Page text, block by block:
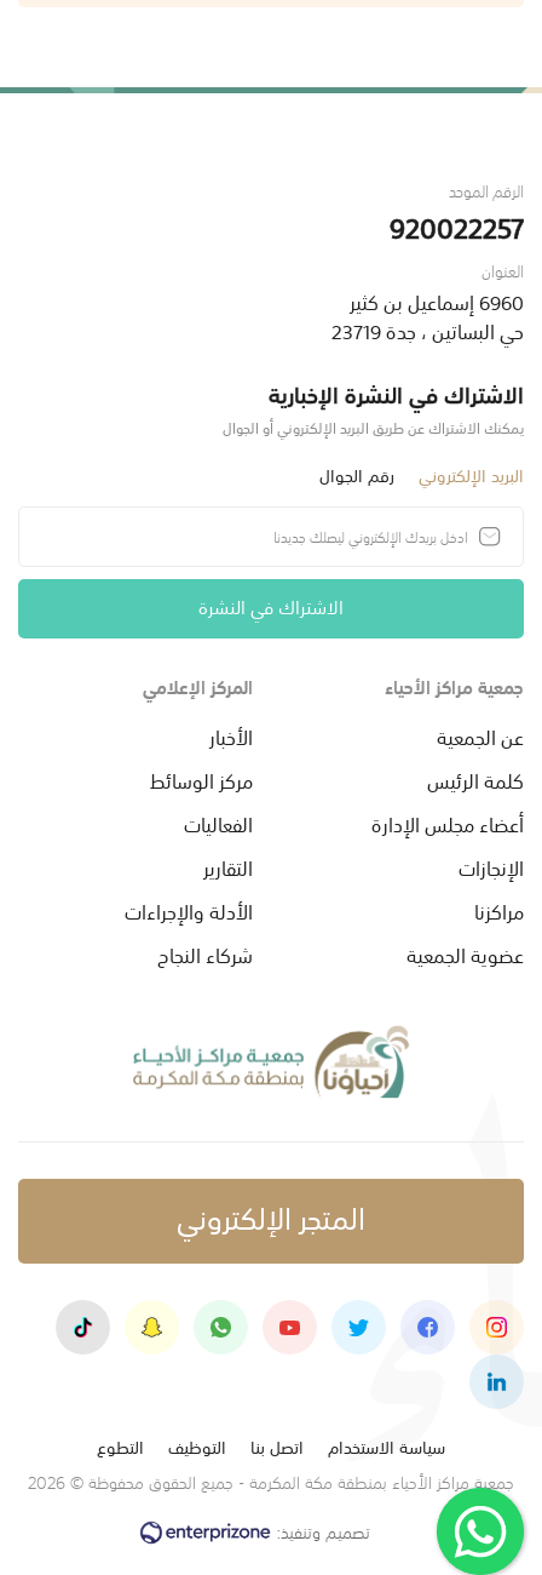
الرقم الموحد
920022257
العنوان
6960 إسماعيل بن كثير
حي البساتين ، جدة 23719
الاشتراك في النشرة الإخبارية
يمكنك الاشتراك عن طريق البريد الإلكتروني أو الجوال
البريد الإلكتروني رقم الجوال
الاشتراك في النشرة
جمعية مراكز الأحياء
عن الجمعية
كلمة الرئيس
أعضاء مجلس الإدارة
الإنجازات
مراكزنا
عضوية الجمعية
المركز الإعلامي
الأخبار
مركز الوسائط
الفعاليات
التقارير
الأدلة والإجراءات
شركاء النجاح
المتجر الإلكتروني
سياسة الاستخدام اتصل بنا التوظيف
التطوع
جمعية مراكز الأحياء بمنطقة مكة المكرمة - جميع الحقوق محفوظة © 2026
تصميم وتنفيذ: